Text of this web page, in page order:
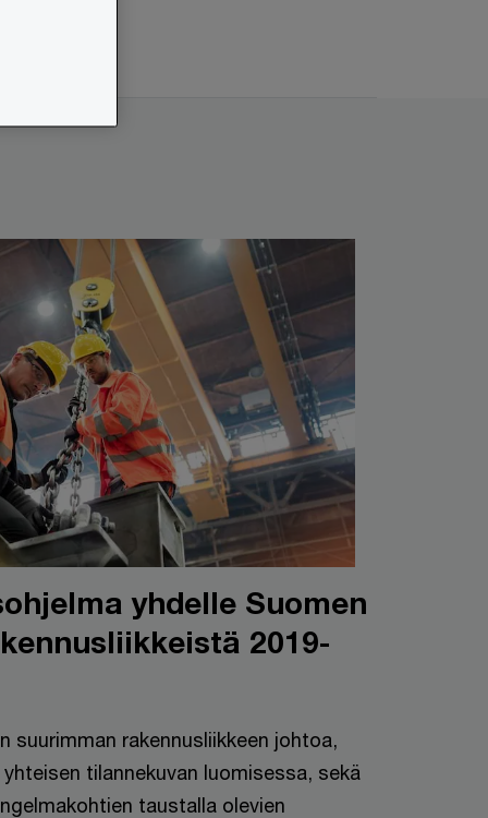
yhdelle Suomen
2019-
suurimman rakennusliikkeen johtoa,
tilannekuvan luomisessa, sekä
taustalla olevien